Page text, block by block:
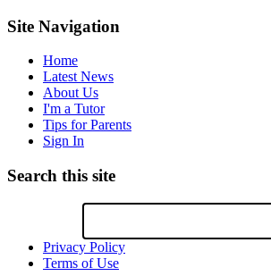
Site Navigation
Home
Latest News
About Us
I'm a Tutor
Tips for Parents
Sign In
Search this site
Privacy Policy
Terms of Use